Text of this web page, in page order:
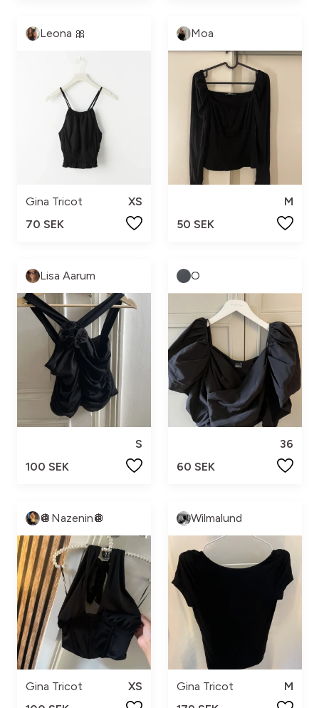
Leona 🎀
Gina Tricot
XS
70 SEK
Moa
M
50 SEK
Lisa Aarum
S
100 SEK
O
36
60 SEK
🪩Nazenin🪩
Gina Tricot
XS
Wilmalund
Gina Tricot
M